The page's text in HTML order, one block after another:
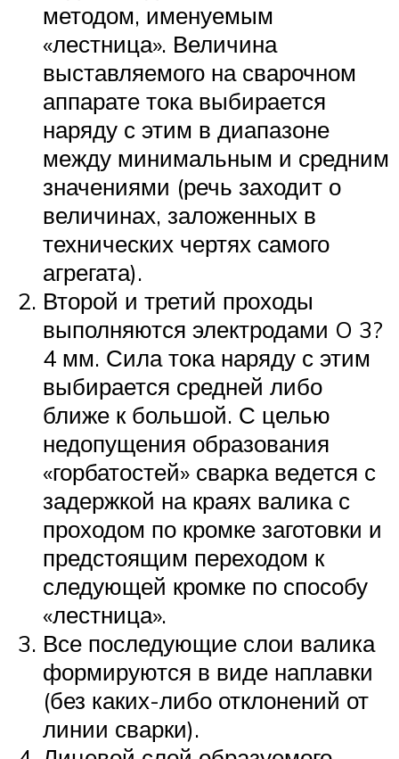
методом, именуемым
«лестница». Величина
выставляемого на сварочном
аппарате тока выбирается
наряду с этим в диапазоне
между минимальным и средним
значениями (речь заходит о
величинах, заложенных в
технических чертях самого
агрегата).
Второй и третий проходы
выполняются электродами O 3?
4 мм. Сила тока наряду с этим
выбирается средней либо
ближе к большой. С целью
недопущения образования
«горбатостей» сварка ведется с
задержкой на краях валика с
проходом по кромке заготовки и
предстоящим переходом к
следующей кромке по способу
«лестница».
Все последующие слои валика
формируются в виде наплавки
(без каких-либо отклонений от
линии сварки).